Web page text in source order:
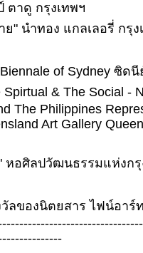
ตาดู กรุงเทพฯ
" นำทอง แกลเลอรี่ กรุง
of Sydney ซิดนี
& The Social -
The Philippines
Art Gallery
หอศิลปวัฒนธรรมแห่งกรุ
ลของนิตยสาร ไฟน์อาร์